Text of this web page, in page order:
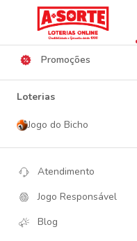
Promoções
Loterias
Jogo do Bicho
Atendimento
Jogo Responsável
Blog